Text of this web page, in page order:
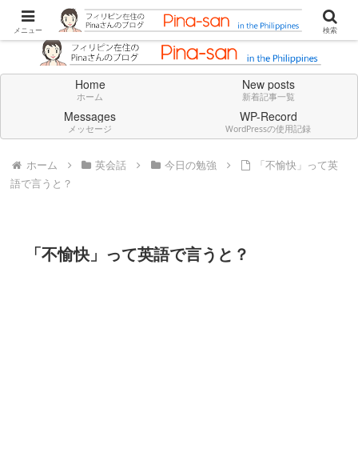
Don't think deeply. Feel always in English.
Home
ホーム
New posts
新着記事一覧
Messages
メッセージ
WP-Record
WordPressの使用記録
ホーム 英会話 今日の勉強
「不愉快」って英
語で言うと？
「不愉快」って英語で言うと？
メニュー 検索